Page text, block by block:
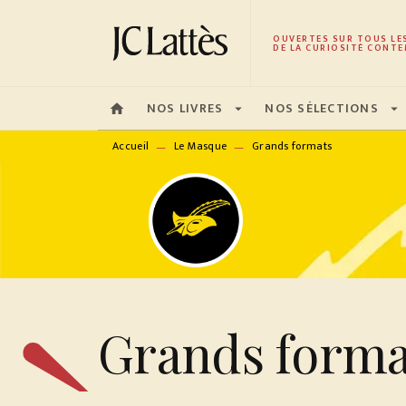
MENU RECHERCHE CONTENU
OUVERTES SUR TOUS
DE LA CURIOSITÉ
home NOS LIVRES arrow_drop_down NOS SÉLECTIONS arrow_drop_down
Accueil — Le Masque — Grands formats
Grands